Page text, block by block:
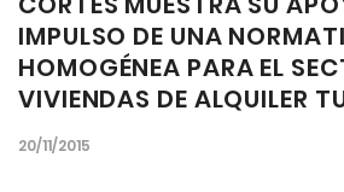
IMPULSO DE UNA
HOMOGÉNEA PARA EL
VIVIENDAS DE ALQUILER
20/11/2015